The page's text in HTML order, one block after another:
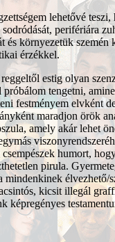
lehetővé
perifériára
és környezetük szemén
érzékkel.
estig olyan
próbálom tengetni,
festményem elvként
maradjon örök
amely akár lehet
humort,
pirula.
mindenkinek élvezhető/
kicsit illegál
képregényes